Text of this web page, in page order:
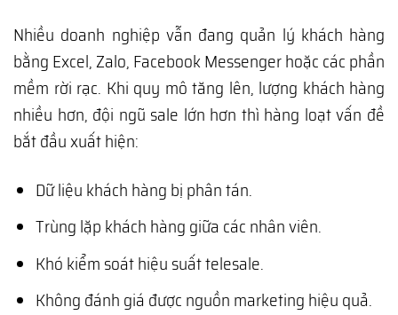
Nhiều doanh nghiệp vẫn đang quản lý khách hàng
bằng Excel, Zalo, Facebook Messenger hoặc các phần
mềm rời rạc. Khi quy mô tăng lên, lượng khách hàng
nhiều hơn, đội ngũ sale lớn hơn thì hàng loạt vấn đề
bắt đầu xuất hiện:
Dữ liệu khách hàng bị phân tán.
Trùng lặp khách hàng giữa các nhân viên.
Khó kiểm soát hiệu suất telesale.
Không đánh giá được nguồn marketing hiệu quả.